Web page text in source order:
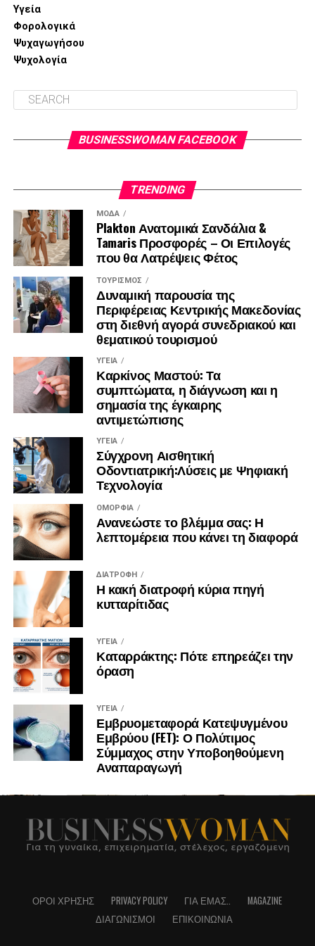
Υγεία
Φορολογικά
Ψυχαγωγήσου
Ψυχολογία
BUSINESSWOMAN FACEBOOK
TRENDING
ΜΌΔΑ
Plakton Ανατομικά Σανδάλια &
Tamaris Προσφορές – Οι Επιλογές
που θα Λατρέψεις Φέτος
ΤΟΥΡΙΣΜΌΣ
Δυναμική παρουσία της
Περιφέρειας Κεντρικής Μακεδονίας
στη διεθνή αγορά συνεδριακού και
θεματικού τουρισμού
ΥΓΕΊΑ
Καρκίνος Μαστού: Τα
συμπτώματα, η διάγνωση και η
σημασία της έγκαιρης
αντιμετώπισης
ΥΓΕΊΑ
Σύγχρονη Αισθητική
Οδοντιατρική:Λύσεις με Ψηφιακή
Τεχνολογία
ΟΜΟΡΦΙΆ
Ανανεώστε το βλέμμα σας: Η
λεπτομέρεια που κάνει τη διαφορά
ΔΙΑΤΡΟΦΉ
Η κακή διατροφή κύρια πηγή
κυτταρίτιδας
ΥΓΕΊΑ
Καταρράκτης: Πότε επηρεάζει την
όραση
ΥΓΕΊΑ
Εμβρυομεταφορά Κατεψυγμένου
Εμβρύου (FET): Ο Πολύτιμος
Σύμμαχος στην Υποβοηθούμενη
Αναπαραγωγή
ΌΡΟΙ ΧΡΉΣΗΣ PRIVACY POLICY ΓΙΑ ΕΜΆΣ..
MAGAZINE
ΔΙΑΓΩΝΙΣΜΟΊ
ΕΠΙΚΟΙΝΩΝΊΑ